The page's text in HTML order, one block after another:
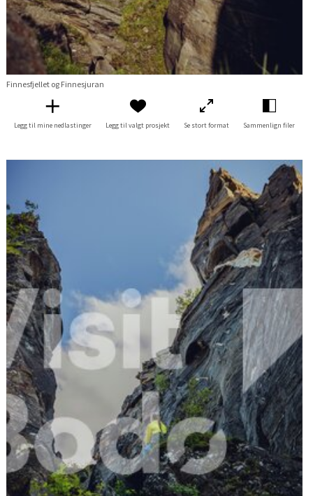
Finnesfjellet og Finnesjuran
Legg til mine nedlastinger Legg til valgt prosjekt Se stort format Sammenlign filer